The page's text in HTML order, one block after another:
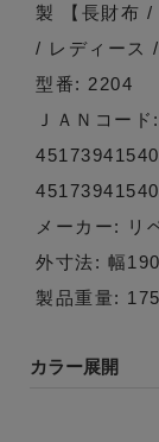
製 【長財布 /
/ レディース
型番: 2204
ＪＡＮコード:
メーカー: リ
外寸法: 幅
製品重量:
カラー展開